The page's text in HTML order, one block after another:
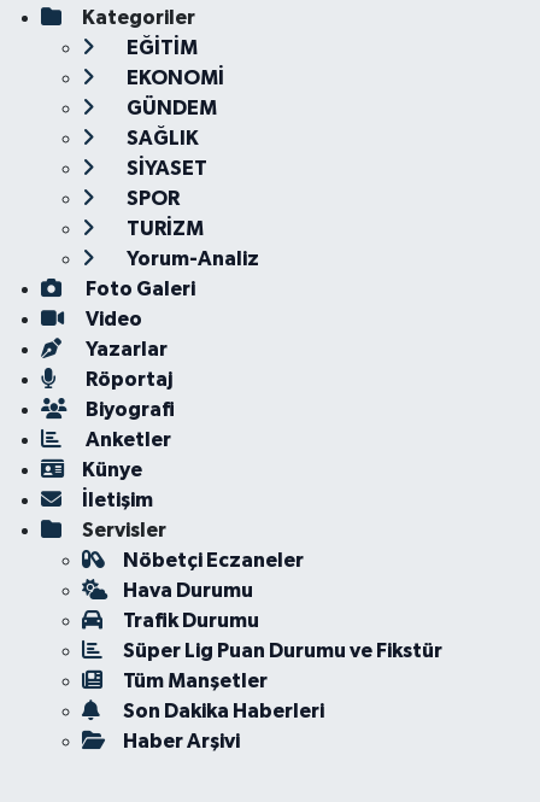
Kategoriler
EĞİTİM
EKONOMİ
GÜNDEM
SAĞLIK
SİYASET
SPOR
TURİZM
Yorum-Analiz
Foto Galeri
Video
Yazarlar
Röportaj
Biyografi
Anketler
Künye
İletişim
Servisler
Nöbetçi Eczaneler
Hava Durumu
Trafik Durumu
Süper Lig Puan Durumu ve Fikstür
Tüm Manşetler
Son Dakika Haberleri
Haber Arşivi